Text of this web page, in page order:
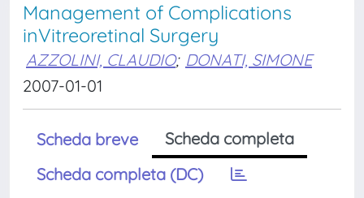
Management of Complications
inVitreoretinal Surgery
AZZOLINI, CLAUDIO; DONATI, SIMONE
2007-01-01
Scheda breve
Scheda completa
Scheda completa (DC)